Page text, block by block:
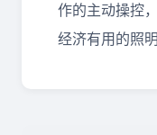
作的主动操控
经济有用的照明